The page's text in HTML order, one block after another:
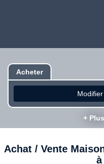
Acheter
+
Achat / Vente
à